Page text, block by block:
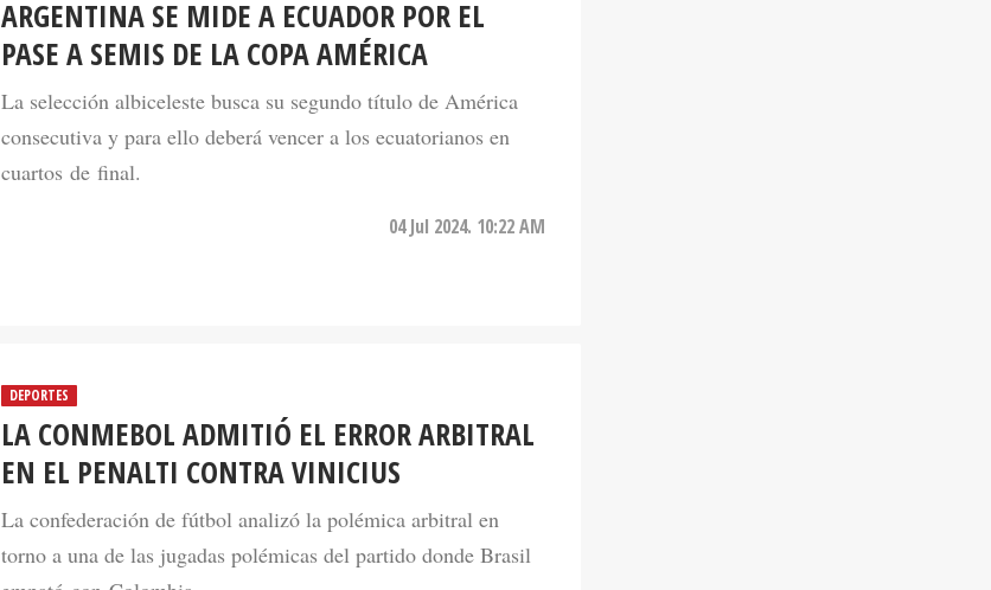
ARGENTINA SE MIDE A ECUADOR POR EL
PASE A SEMIS DE LA COPA AMÉRICA
La selección albiceleste busca su segundo título de América
consecutiva y para ello deberá vencer a los ecuatorianos en
cuartos de final.
04 Jul 2024. 10:22 AM
DEPORTES
LA CONMEBOL ADMITIÓ EL ERROR ARBITRAL
EN EL PENALTI CONTRA VINICIUS
La confederación de fútbol analizó la polémica arbitral en
torno a una de las jugadas polémicas del partido donde Brasil